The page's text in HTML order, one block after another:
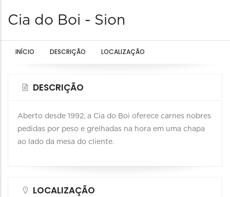
Cia do Boi - Sion
INÍCIO DESCRIÇÃO LOCALIZAÇÃO
DESCRIÇÃO
Aberto desde 1992, a Cia do Boi oferece carnes nobres
pedidas por peso e grelhadas na hora em uma chapa
ao lado da mesa do cliente.
LOCALIZAÇÃO